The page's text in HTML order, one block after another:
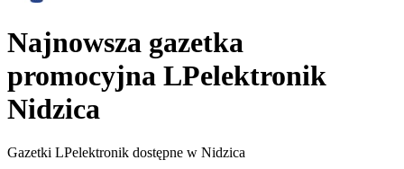
Najnowsza gazetka
promocyjna LPelektronik
Nidzica
Gazetki LPelektronik dostępne w Nidzica